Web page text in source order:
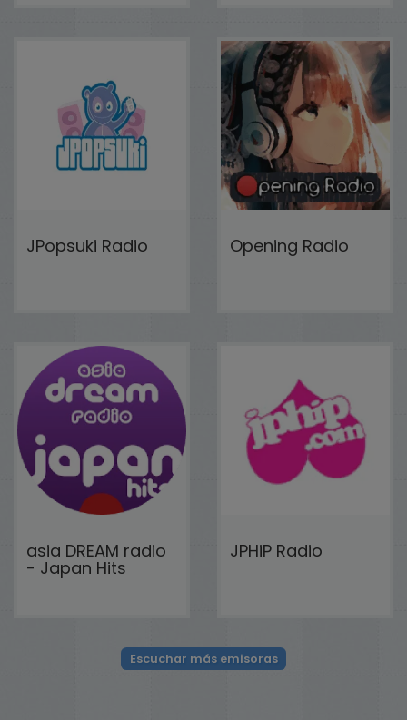
JPopsuki Radio Opening Radio
asia DREAM radio
- Japan Hits
JPHiP Radio
Escuchar más emisoras